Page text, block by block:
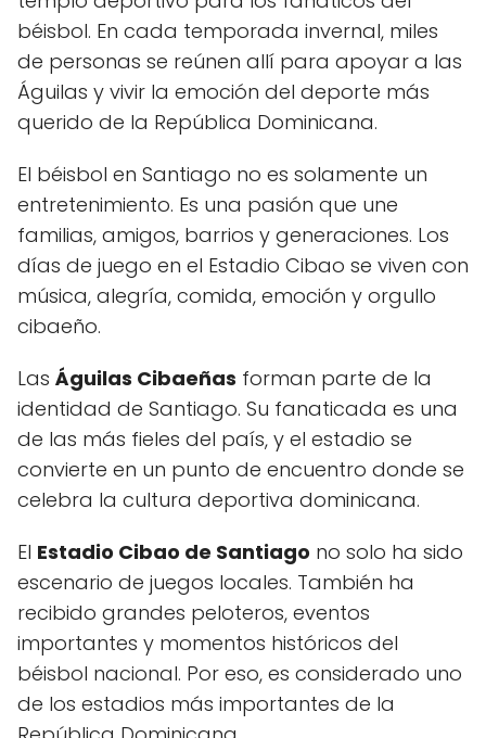
béisbol. En cada temporada invernal, miles
de personas se reúnen allí para apoyar a las
Águilas y vivir la emoción del deporte más
querido de la República Dominicana.
El béisbol en Santiago no es solamente un
entretenimiento. Es una pasión que une
familias, amigos, barrios y generaciones. Los
días de juego en el Estadio Cibao se viven con
música, alegría, comida, emoción y orgullo
cibaeño.
Las Águilas Cibaeñas forman parte de la
identidad de Santiago. Su fanaticada es una
de las más fieles del país, y el estadio se
convierte en un punto de encuentro donde se
celebra la cultura deportiva dominicana.
El Estadio Cibao de Santiago no solo ha sido
escenario de juegos locales. También ha
recibido grandes peloteros, eventos
importantes y momentos históricos del
béisbol nacional. Por eso, es considerado uno
de los estadios más importantes de la